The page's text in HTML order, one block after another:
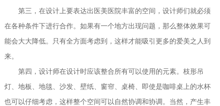
第三，在设计上要表达出医美医院丰富的空间，设计师们就必须
在各种条件下进行合作。如果有一个地方出现问题，那么整体效果可
能会大大降低。只有全方面考虑到，这样才能吸引更多的爱美之人到
来。
第四，设计师在设计时应该整合所有可以使用的元素。枝形吊
灯、地板、地毯、沙发、壁纸、窗帘、桌椅、即使是咖啡桌上的水杯
也可以仔细考虑，这样整个空间可以自然协调和协调。当然，产生丰